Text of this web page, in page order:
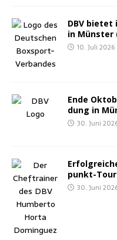
DBV bie­tet
in Müns­ter
10. Juli 2026
Ende
dung in
30. Juni
punkt-
30. Juni